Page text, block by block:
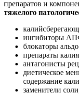
препаратов и
тяжелого
ингибиторы
блокаторы
препараты
антагонисты
диетическое
содержание
заменители